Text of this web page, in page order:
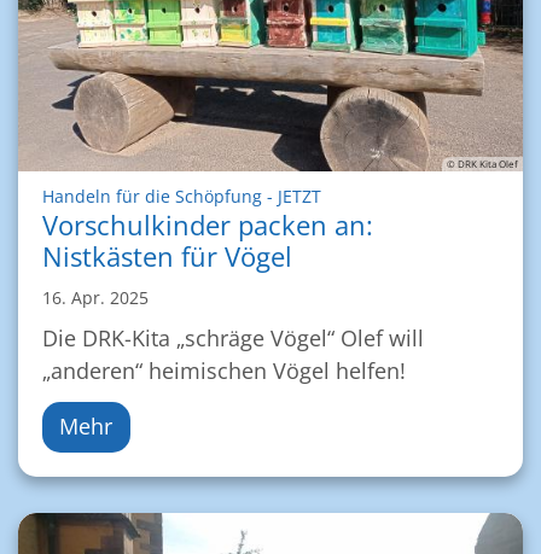
© DRK Kita Olef
Handeln für die Schöpfung - JETZT:
Vorschulkinder packen an:
Nistkästen für Vögel
16. Apr. 2025
Die DRK-Kita „schräge Vögel“ Olef will
„anderen“ heimischen Vögel helfen!
Mehr